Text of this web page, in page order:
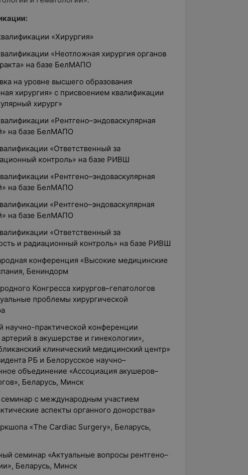
«Хирургия»
«Неотложная хирургия органов
на базе БелМАПО
на уровне высшего образования
хирургия» с присвоением квалификации
хирург»
«Рентгено–эндоваскулярная
на базе БелМАПО
«Ответственный за
контроль» на базе РИВШ
«Рентгено–эндоваскулярная
на базе БелМАПО
«Рентгено–эндоваскулярная
на базе БелМАПО
«Ответственный за
и радиационный контроль» на базе РИВШ
конференция «Высокие медицинские
Бениндорм
Конгресса хирургов–гепатологов
проблемы хирургической
научно-практической конференции
в акушерстве и гинекологии»,
клинический медицинский центр»
РБ и Белорусское научно–
объединение «Ассоциация акушеров–
Беларусь, Минск
с международным участием
аспекты органного донорства»
«The Cardiac Surgery», Беларусь,
семинар «Актуальные вопросы рентгено–
Беларусь, Минск